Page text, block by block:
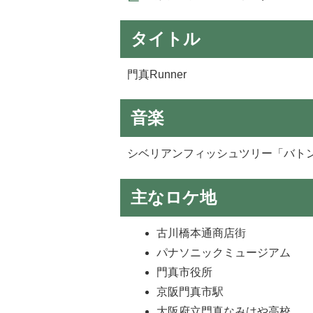
タイトル
門真Runner
音楽
シベリアンフィッシュツリー「バト
主なロケ地
古川橋本通商店街
パナソニックミュージアム
門真市役所
京阪門真市駅